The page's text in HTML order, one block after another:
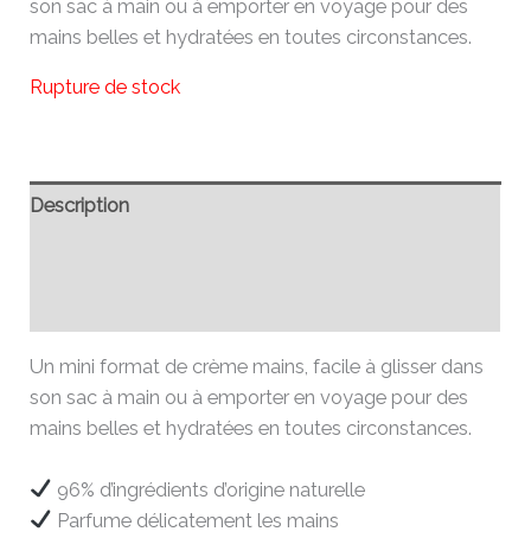
son sac à main ou à emporter en voyage pour des
mains belles et hydratées en toutes circonstances.
Rupture de stock
Description
Un mini format de crème mains, facile à glisser dans
son sac à main ou à emporter en voyage pour des
mains belles et hydratées en toutes circonstances.
96% d’ingrédients d’origine naturelle
Parfume délicatement les mains